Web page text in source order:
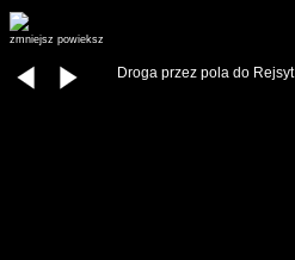
zmniejsz powieksz
Droga przez pola do Rejsyt